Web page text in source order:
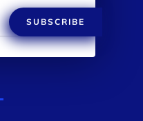
SUBSCRIBE